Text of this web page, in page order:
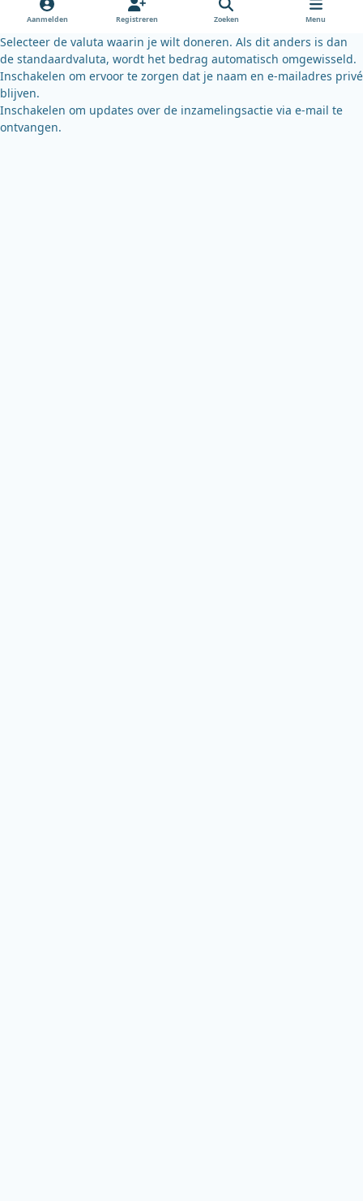
k
y
Aanmelden Registreren Zoeken Menu
Selecteer de valuta waarin je wilt doneren. Als dit anders is dan
de standaardvaluta, wordt het bedrag automatisch omgewisseld.
Inschakelen om ervoor te zorgen dat je naam en e-mailadres privé
blijven.
Inschakelen om updates over de inzamelingsactie via e-mail te
ontvangen.